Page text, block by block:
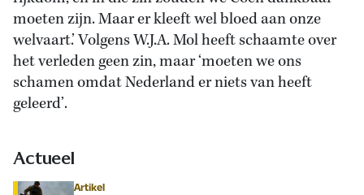
moeten zijn. Maar er kleeft wel bloed aan onze
welvaart.’ Volgens W.J.A. Mol heeft schaamte over
het verleden geen zin, maar ‘moeten we ons
schamen omdat Nederland er niets van heeft
geleerd’.
Actueel
Artikel